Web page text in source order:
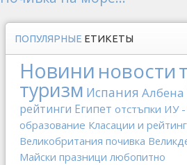
ПОПУЛЯРНЫЕ ЕТИКЕТЫ
Новини новости
туризм Испания Албена
рейтинги Египет отстъпки ИУ -
образование Класации и
Великобритания почивка
Майски празници любопитно